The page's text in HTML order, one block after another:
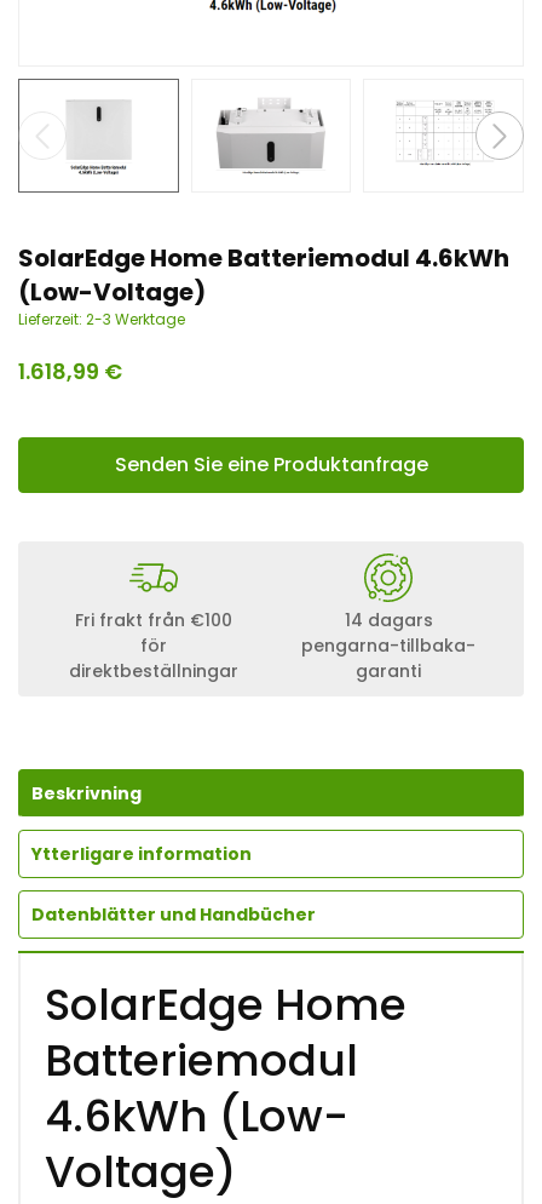
SolarEdge Home Batteriemodul 4.6kWh
(Low-Voltage)
Lieferzeit: 2-3 Werktage
1.618,99 €
Senden Sie eine Produktanfrage
Fri frakt från €100
för
direktbeställningar
14 dagars
pengarna-tillbaka-
garanti
Beskrivning
Ytterligare information
Datenblätter und Handbücher
SolarEdge Home
Batteriemodul
4.6kWh (Low-
Voltage)